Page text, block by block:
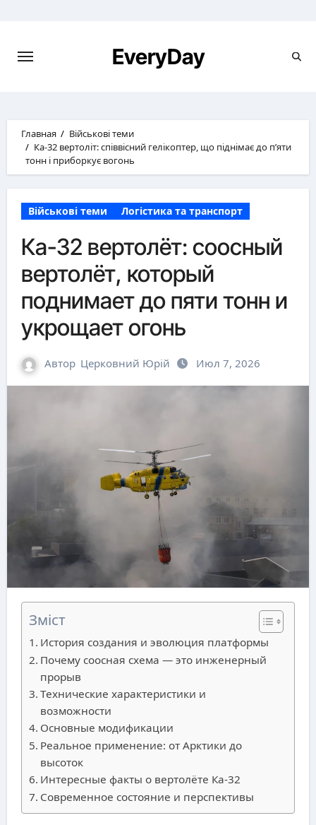
EveryDay
Главная
Військові теми
Ка-32 вертоліт: співвісний гелікоптер, що піднімає до п’яти
тонн і приборкує вогонь
Військові теми Логістика та транспорт
Ка-32 вертолёт: соосный
вертолёт, который
поднимает до пяти тонн и
укрощает огонь
Автор Церковний Юрій Июл 7, 2026
Зміст
История создания и эволюция платформы
Почему соосная схема — это инженерный
прорыв
Технические характеристики и
возможности
Основные модификации
Реальное применение: от Арктики до
высоток
Интересные факты о вертолёте Ка-32
Современное состояние и перспективы